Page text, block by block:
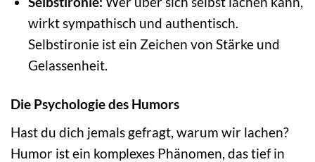
wirkt sympathisch und authentisch.
Selbstironie ist ein Zeichen von Stärke und
Gelassenheit.
Die Psychologie des Humors
Hast du dich jemals gefragt, warum wir lachen?
Humor ist ein komplexes Phänomen, das tief in